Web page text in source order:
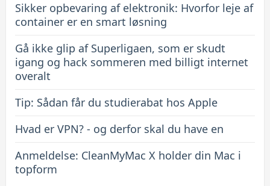
Sikker opbevaring af elektronik: Hvorfor leje af
container er en smart løsning
Gå ikke glip af Superligaen, som er skudt
igang og hack sommeren med billigt internet
overalt
Tip: Sådan får du studierabat hos Apple
Hvad er VPN? - og derfor skal du have en
Anmeldelse: CleanMyMac X holder din Mac i
topform